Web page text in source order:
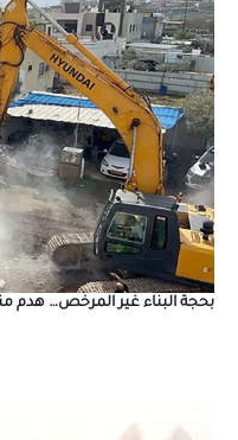
بحجة البناء غير المرخص… هدم